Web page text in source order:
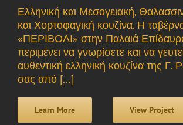
Ελληνική και Μεσογειακή,
και Χορτοφαγική κουζίνα. Η
«ΠΕΡΙΒΟΛΙ» στην Παλαιά
περιμένει να γνωρίσετε και να
αυθεντική ελληνική κουζίνα της Γ.
σας από [...]
Learn More View Project